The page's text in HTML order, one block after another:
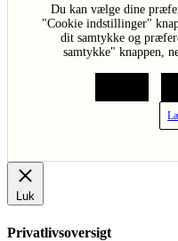
Du kan vælge dine
"Cookie indstillinger"
dit samtykke og
samtykke" knappen,
Luk
Privatlivsoversigt